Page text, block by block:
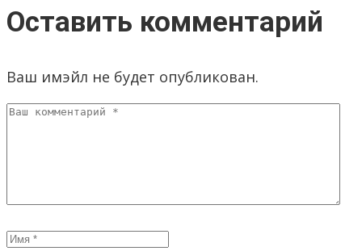
Оставить комментарий
Ваш имэйл не будет опубликован.